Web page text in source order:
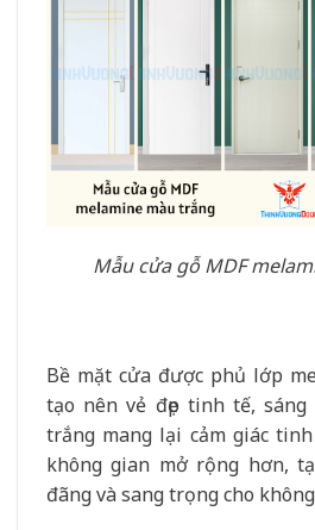
Mẫu cửa gỗ MDF
Bề mặt cửa được phủ lớp
tạo nên vẻ đẹp tinh tế,
trắng mang lại cảm giác
không gian mở rộng hơn,
đãng và sang trọng cho